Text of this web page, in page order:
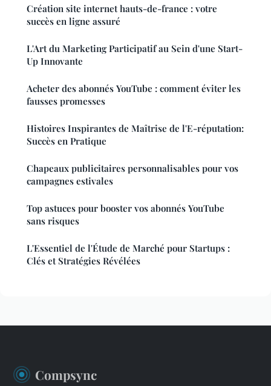
Création site internet hauts-de-france : votre
succès en ligne assuré
L'Art du Marketing Participatif au Sein d'une Start-
Up Innovante
Acheter des abonnés YouTube : comment éviter les
fausses promesses
Histoires Inspirantes de Maîtrise de l'E-réputation:
Succès en Pratique
Chapeaux publicitaires personnalisables pour vos
campagnes estivales
Top astuces pour booster vos abonnés YouTube
sans risques
L'Essentiel de l'Étude de Marché pour Startups :
Clés et Stratégies Révélées
Compsync